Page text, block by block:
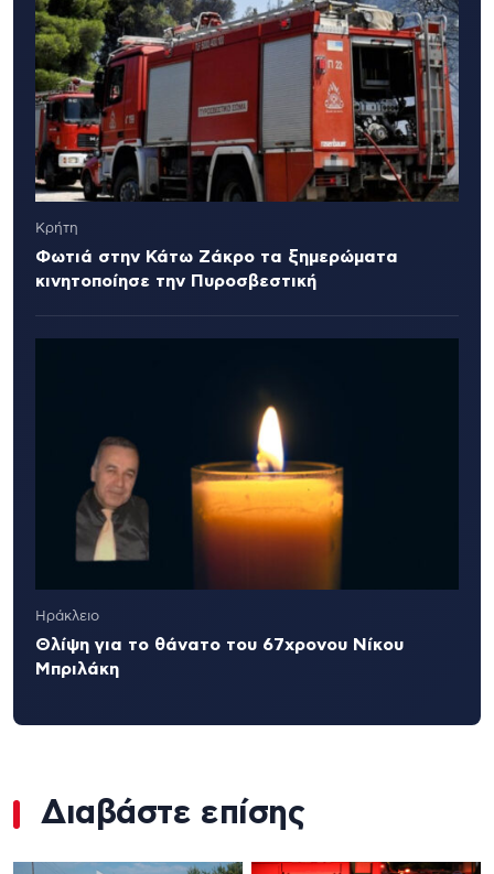
Κρήτη
Φωτιά στην Κάτω Ζάκρο τα ξημερώματα
κινητοποίησε την Πυροσβεστική
Ηράκλειο
Θλίψη για το θάνατο του 67χρονου Νίκου
Μπριλάκη
Διαβάστε επίσης